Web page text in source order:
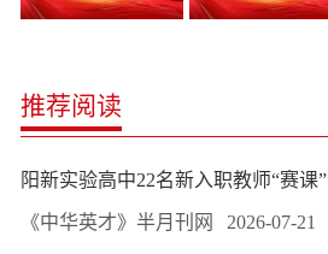
推荐阅读
阳新实验高中22名新入职教师“赛课”
《中华英才》半月刊网 2026-07-21